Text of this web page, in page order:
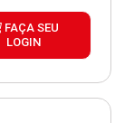
FAÇA SEU
LOGIN